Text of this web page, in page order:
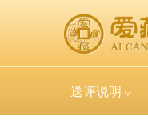
送评说明